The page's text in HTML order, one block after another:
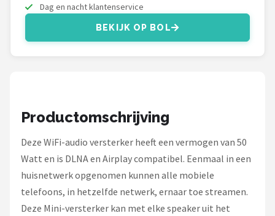
Fenton
Dali
Dag en nacht klantenservice
BEKIJK OP BOL
Productomschrijving
Deze WiFi-audio versterker heeft een vermogen van 50
Watt en is DLNA en Airplay compatibel. Eenmaal in een
huisnetwerk opgenomen kunnen alle mobiele
telefoons, in hetzelfde netwerk, ernaar toe streamen.
Deze Mini-versterker kan met elke speaker uit het